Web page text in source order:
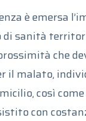
è emersa
sanità
che
il malato,
così
con